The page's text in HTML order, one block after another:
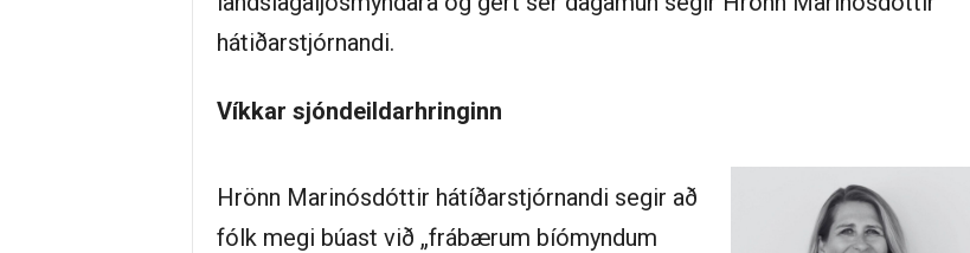
hátiðarstjórnandi.
Víkkar sjóndeildarhringinn
Hrönn Marinósdóttir hátíðarstjórnandi segir að
fólk megi búast við „frábærum bíómyndum